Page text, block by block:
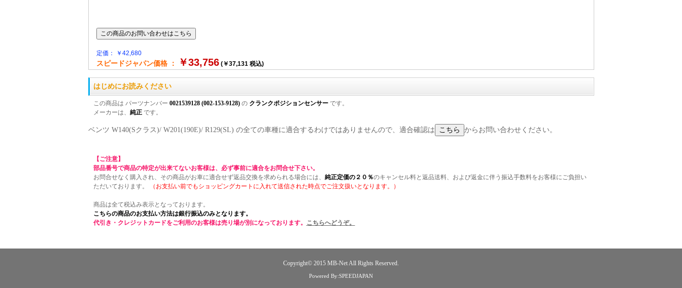
定価： ￥42,680
スピードジャパン価格 ： ￥33,756(￥37,131 税込)
はじめにお読みください
この商品は パーツナンバー 0021539128 (002-153-9128)の クランクポジションセンサーです。
メーカーは、 純正です。
ベンツ W140(Sクラス)/ W201(190E)/ R129(SL) の全ての車種に適合するわけではありませんので、適合確認は からお問い合わせください。
【ご注意】
部品番号で商品の特定が出来てないお客様は、必ず事前に適合をお問合せ下さい。
お問合せなく購入され、その商品がお車に適合せず返品交換を求められる場合には、 純正定価の２０％のキャンセル料と返品送料、および返金に伴う振込手数料をお客様にご負担い
ただいております。
（お支払い前でもショッピングカートに入れて送信された時点でご注文扱いとなります。）
商品は全て税込み表示となっております。
こちらの商品のお支払い方法は銀行振込のみとなります。
代引き・クレジットカードをご利用のお客様は売り場が別になっております。 こちらへどうぞ。
Copyright© 2015 MB-NetAll Rights Reserved.
Powered By:SPEEDJAPAN